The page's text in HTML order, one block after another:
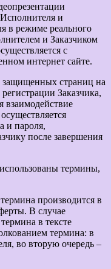
и
в режиме реального
и Заказчиком
с
интернет сайте.
страниц на
Заказчика,
взаимодействие
и пароля,
после завершения
термины,
производится в
В случае
в тексте
термина: в
во вторую очередь –